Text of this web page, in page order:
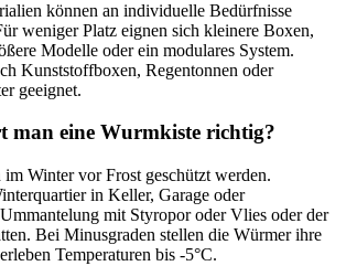
können an individuelle Bedürfnisse
weniger Platz eignen sich kleinere Boxen,
Modelle oder ein modulares System.
Kunststoffboxen, Regentonnen oder
geeignet.
man eine Wurmkiste richtig?
im Winter vor Frost geschützt werden.
in Keller, Garage oder
mit Styropor oder Vlies oder der
Bei Minusgraden stellen die Würmer ihre
Temperaturen bis -5°C.